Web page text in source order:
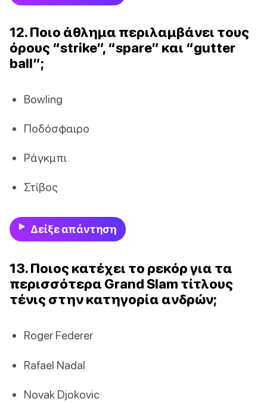
12. Ποιο άθλημα περιλαμβάνει τους
όρους “strike”, “spare” και “gutter
ball”;
Bowling
Ποδόσφαιρο
Ράγκμπι
Στίβος
Δείξε απάντηση
13. Ποιος κατέχει το ρεκόρ για τα
περισσότερα Grand Slam τίτλους
τένις στην κατηγορία ανδρών;
Roger Federer
Rafael Nadal
Novak Djokovic